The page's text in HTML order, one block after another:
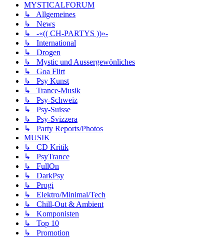
MYSTICALFORUM
↳ Allgemeines
↳ News
↳ -«(( CH-PARTYS ))»-
↳ International
↳ Drogen
↳ Mystic und Aussergewönliches
↳ Goa Flirt
↳ Psy Kunst
↳ Trance-Musik
↳ Psy-Schweiz
↳ Psy-Suisse
↳ Psy-Svizzera
↳ Party Reports/Photos
MUSIK
↳ CD Kritik
↳ PsyTrance
↳ FullOn
↳ DarkPsy
↳ Progi
↳ Elektro/Minimal/Tech
↳ Chill-Out & Ambient
↳ Komponisten
↳ Top 10
↳ Promotion